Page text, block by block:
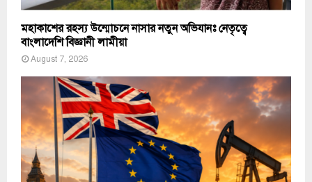
মহাকাশের রহস্য উন্মোচনে নাসার নতুন অভিযানঃ নেতৃত্বে
বাংলাদেশি বিজ্ঞানী লামীয়া
August 7, 2026